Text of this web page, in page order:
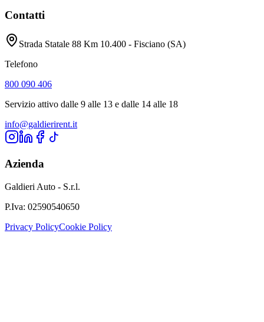
Contatti
Strada Statale 88 Km 10.400 - Fisciano (SA)
Telefono
800 090 406
Servizio attivo dalle 9 alle 13 e dalle 14 alle 18
info@galdierirent.it
Azienda
Galdieri Auto - S.r.l.
P.Iva: 02590540650
Privacy PolicyCookie Policy